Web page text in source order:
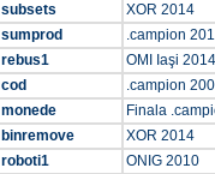
subsets
XOR 2014
sumprod
.campion
rebus1
OMI Iaşi 2014
cod
.campion
monede
Finala
binremove
XOR 2014
roboti1
ONIG 2010